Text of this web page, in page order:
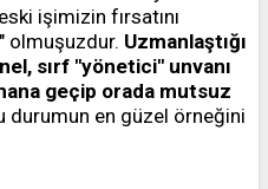
işimizin fırsatını
olmuşuzdur. Uzmanlaştığı
sırf "yönetici" unvanı
geçip orada mutsuz
durumun en güzel örneğini